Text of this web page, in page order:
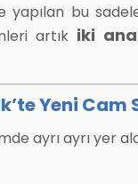
yapılan bu
artık iki
Yeni Cam
ayrı ayrı yer